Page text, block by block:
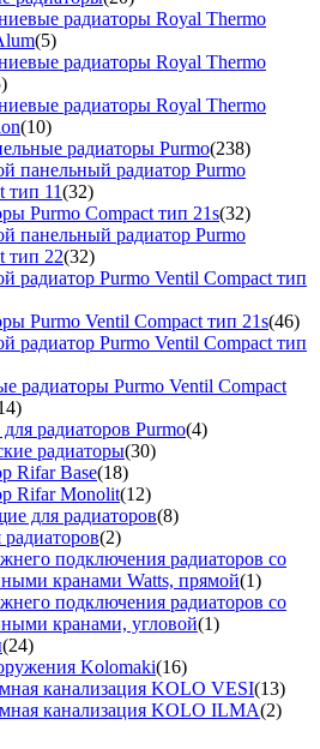
радиаторы Royal Thermo
(5)
радиаторы Royal Thermo
радиаторы Royal Thermo
(10)
радиаторы Purmo(238)
панельный радиатор Purmo
тип 11(32)
Purmo Compact тип 21s(32)
панельный радиатор Purmo
тип 22(32)
радиатор Purmo Ventil Compact тип
Purmo Ventil Compact тип 21s(46)
радиатор Purmo Ventil Compact тип
радиаторы Purmo Ventil Compact
радиаторов Purmo(4)
радиаторы(30)
Rifar Base(18)
Rifar Monolit(12)
для радиаторов(8)
(2)
подключения радиаторов со
кранами Watts, прямой(1)
подключения радиаторов со
кранами, угловой(1)
(24)
Kolomaki(16)
канализация KOLO VESI(13)
канализация KOLO ILMA(2)